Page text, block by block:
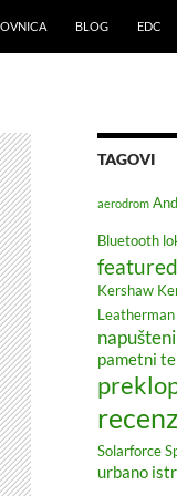
BLOG EDC
TAGOVI
aerodrom
Bluetooth
featured
Kershaw
Leatherman
pametni
Solarforce
urbano